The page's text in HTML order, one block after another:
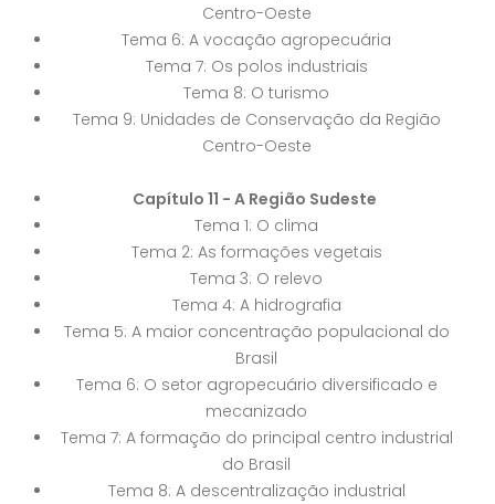
Centro-Oeste
Tema 6: A vocação agropecuária
Tema 7: Os polos industriais
Tema 8: O turismo
Tema 9: Unidades de Conservação da Região
Centro-Oeste
Capítulo 11 - A Região Sudeste
Tema 1: O clima
Tema 2: As formações vegetais
Tema 3: O relevo
Tema 4: A hidrografia
Tema 5: A maior concentração populacional do
Brasil
Tema 6: O setor agropecuário diversificado e
mecanizado
Tema 7: A formação do principal centro industrial
do Brasil
Tema 8: A descentralização industrial